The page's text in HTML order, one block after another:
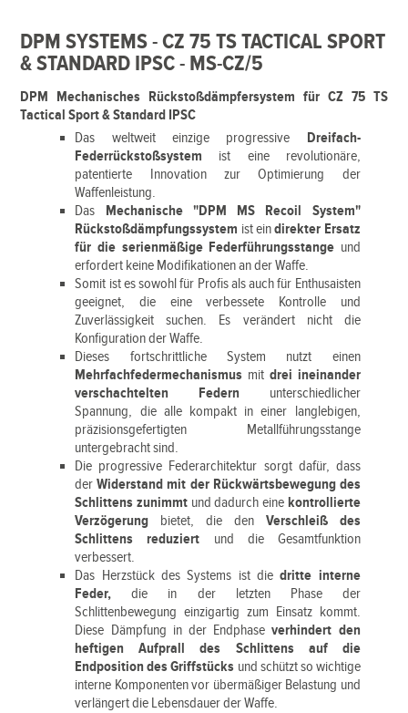
DPM SYSTEMS - CZ 75 TS TACTICAL SPORT
& STANDARD IPSC - MS-CZ/5
DPM Mechanisches Rückstoßdämpfersystem für CZ 75 TS
Tactical Sport & Standard IPSC
Das weltweit einzige progressive Dreifach-
Federrückstoßsystem ist eine revolutionäre,
patentierte Innovation zur Optimierung der
Waffenleistung.
Das Mechanische "DPM MS Recoil System"
Rückstoßdämpfungssystem ist eindirekter Ersatz
für die serienmäßige Federführungsstange und
erfordert keine Modifikationen an der Waffe.
Somit ist es sowohl für Profis als auch für Enthusaisten
geeignet, die eine verbessete Kontrolle und
Zuverlässigkeit suchen. Es verändert nicht die
Konfiguration der Waffe.
Dieses fortschrittliche System nutzt einen
Mehrfachfedermechanismus mit drei ineinander
verschachtelten Federn unterschiedlicher
Spannung, die alle kompakt in einer langlebigen,
präzisionsgefertigten Metallführungsstange
untergebracht sind.
Die progressive Federarchitektur sorgt dafür, dass
derWiderstand mit der Rückwärtsbewegung des
Schlittens zunimmt und dadurch eine kontrollierte
Verzögerung bietet, die den Verschleiß des
Schlittens reduziert und die Gesamtfunktion
verbessert.
Das Herzstück des Systems ist diedritte interne
Feder, die in der letzten Phase der
Schlittenbewegung einzigartig zum Einsatz kommt.
Diese Dämpfung in der Endphaseverhindert den
heftigen Aufprall des Schlittens auf die
Endposition des Griffstücks und schützt so wichtige
interne Komponenten vor übermäßiger Belastung und
verlängert die Lebensdauer der Waffe.